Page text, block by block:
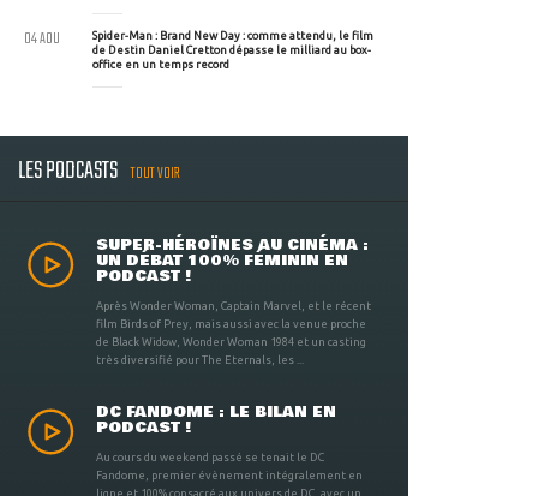
Spider-Man : Brand New Day : comme attendu, le film
de Destin Daniel Cretton dépasse le milliard au box-
office en un temps record
04 AOU
LES PODCASTS TOUT VOIR
SUPER-HÉROÏNES AU CINÉMA :
UN DÉBAT 100% FÉMININ EN
PODCAST !
Après Wonder Woman, Captain Marvel, et le récent
film Birds of Prey, mais aussi avec la venue proche
de Black Widow, Wonder Woman 1984 et un casting
très diversifié pour The Eternals, les ...
DC FANDOME : LE BILAN EN
PODCAST !
Au cours du weekend passé se tenait le DC
Fandome, premier évènement intégralement en
ligne et 100% consacré aux univers de DC, avec un